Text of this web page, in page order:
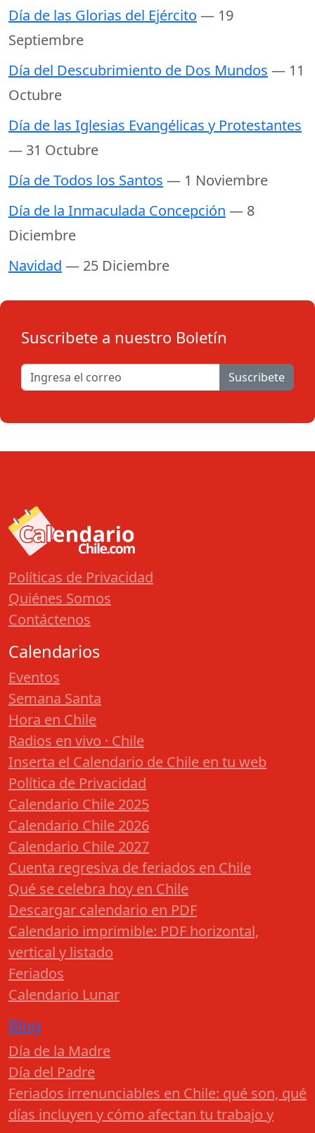
Día de las Glorias del Ejército — 19
Septiembre
Día del Descubrimiento de Dos Mundos — 11
Octubre
Día de las Iglesias Evangélicas y Protestantes
— 31 Octubre
Día de Todos los Santos — 1 Noviembre
Día de la Inmaculada Concepción — 8
Diciembre
Navidad — 25 Diciembre
Suscribete a nuestro Boletín
Suscribete
Políticas de Privacidad
Quiénes Somos
Contáctenos
Calendarios
Eventos
Semana Santa
Hora en Chile
Radios en vivo · Chile
Inserta el Calendario de Chile en tu web
Política de Privacidad
Calendario Chile 2025
Calendario Chile 2026
Calendario Chile 2027
Cuenta regresiva de feriados en Chile
Qué se celebra hoy en Chile
Descargar calendario en PDF
Calendario imprimible: PDF horizontal,
vertical y listado
Feriados
Calendario Lunar
Blog
Día de la Madre
Día del Padre
Feriados irrenunciables en Chile: qué son, qué
días incluyen y cómo afectan tu trabajo y